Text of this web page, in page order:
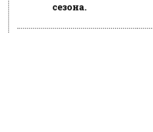
сезона.